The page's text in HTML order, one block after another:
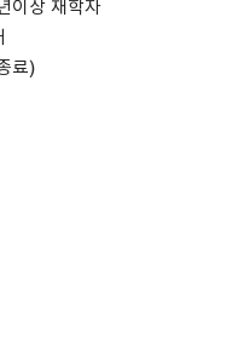
이상 재학자
료)